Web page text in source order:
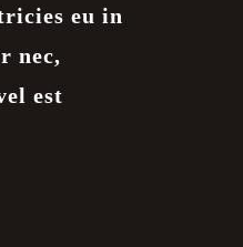
eu in
nec,
est